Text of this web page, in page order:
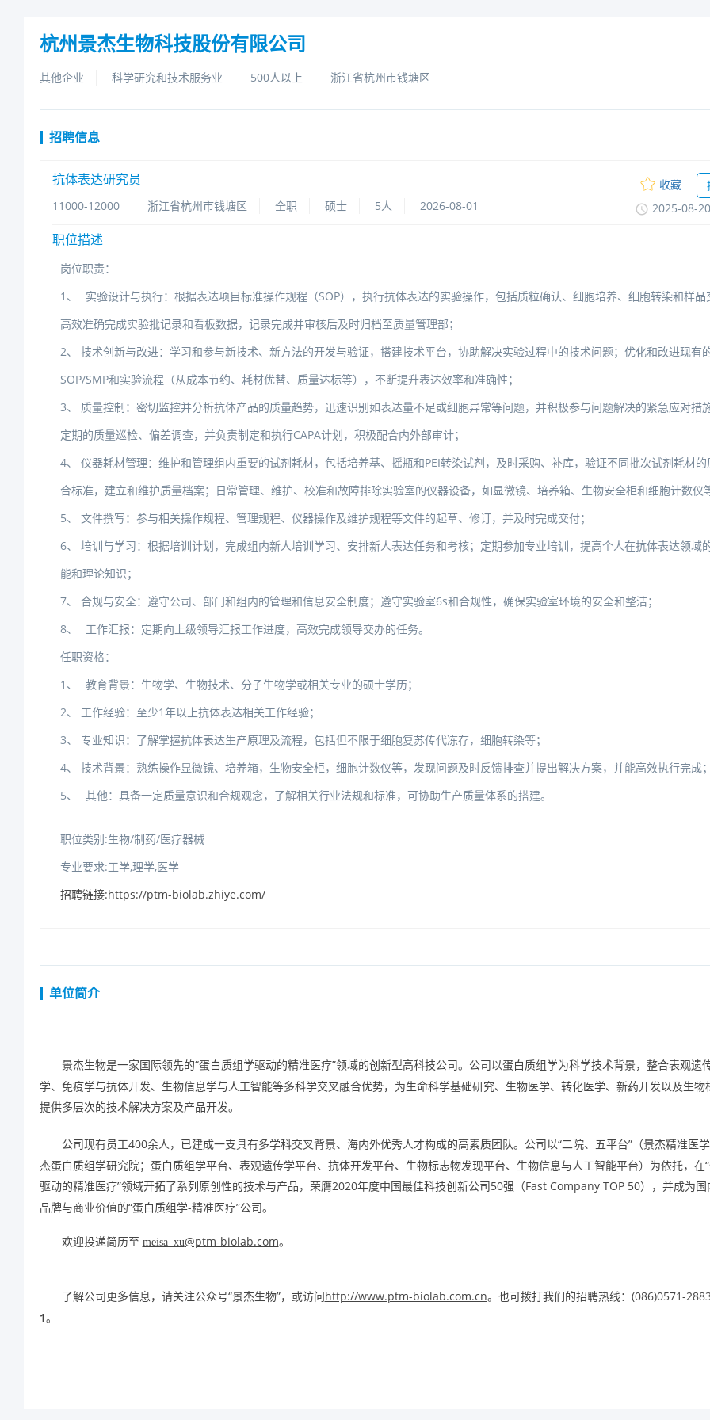
杭州景杰生物科技股份有限公司
其他企业 科学研究和技术服务业 500人以上 浙江省杭州市钱塘区
招聘信息
抗体表达研究员
11000-12000 浙江省杭州市钱塘区 全职 硕士 5人 2026-08-01
收藏
2025-08-
职位描述
岗位职责：
1、
实验设计与执行：根据表达项目标准操作规程（SOP），执行抗体表达的实验操作，包括质粒确认、细胞培养、细胞转染和样品
高效准确完成实验批记录和看板数据，记录完成并审核后及时归档至质量管理部；
2、技术创新与改进：学习和参与新技术、新方法的开发与验证，搭建技术平台，协助解决实验过程中的技术问题；优化和改进现有
SOP/SMP和实验流程（从成本节约、耗材优替、质量达标等），不断提升表达效率和准确性；
3、质量控制：密切监控并分析抗体产品的质量趋势，迅速识别如表达量不足或细胞异常等问题，并积极参与问题解决的紧急应对措
定期的质量巡检、偏差调查，并负责制定和执行CAPA计划，积极配合内外部审计；
4、仪器耗材管理：维护和管理组内重要的试剂耗材，包括培养基、摇瓶和PEI转染试剂，及时采购、补库，验证不同批次试剂耗材的
合标准，建立和维护质量档案；日常管理、维护、校准和故障排除实验室的仪器设备，如显微镜、培养箱、生物安全柜和细胞计数仪
5、文件撰写：参与相关操作规程、管理规程、仪器操作及维护规程等文件的起草、修订，并及时完成交付；
6、培训与学习：根据培训计划，完成组内新人培训学习、安排新人表达任务和考核；定期参加专业培训，提高个人在抗体表达领域
能和理论知识；
7、合规与安全：遵守公司、部门和组内的管理和信息安全制度；遵守实验室6s和合规性，确保实验室环境的安全和整洁；
8、
工作汇报：定期向上级领导汇报工作进度，高效完成领导交办的任务。
任职资格：
1、
教育背景：生物学、生物技术、分子生物学或相关专业的硕士学历；
2、工作经验：至少1年以上抗体表达相关工作经验；
3、专业知识：了解掌握抗体表达生产原理及流程，包括但不限于细胞复苏传代冻存，细胞转染等；
4、技术背景：熟练操作显微镜、培养箱，生物安全柜，细胞计数仪等，发现问题及时反馈排查并提出解决方案，并能高效执行完成；
5、
其他：具备一定质量意识和合规观念，了解相关行业法规和标准，可协助生产质量体系的搭建。
职位类别:生物/制药/医疗器械
专业要求:工学,理学,医学
招聘链接:https://ptm-biolab.zhiye.com/
单位简介
景杰生物是一家国际领先的“蛋白质组学驱动的精准医疗”领域的创新型高科技公司。公司以蛋白质组学为科学技术背景，整合表观遗
学、免疫学与抗体开发、生物信息学与人工智能等多科学交叉融合优势，为生命科学基础研究、生物医学、转化医学、新药开发以及生物
提供多层次的技术解决方案及产品开发。
公司现有员工400余人，已建成一支具有多学科交叉背景、海内外优秀人才构成的高素质团队。公司以“二院、五平台”（景杰精准医
杰蛋白质组学研究院；蛋白质组学平台、表观遗传学平台、抗体开发平台、生物标志物发现平台、生物信息与人工智能平台）为依托，在
驱动的精准医疗”领域开拓了系列原创性的技术与产品，荣膺2020年度中国最佳科技创新公司50强（FastCompanyTOP50），并成为国
品牌与商业价值的“蛋白质组学-精准医疗”公司。
欢迎投递简历至 meisa_xu@ptm-biolab.com。
了解公司更多信息，请关注公众号“景杰生物”，或访问http://www.ptm-biolab.com.cn。也可拨打我们的招聘热线： (086)0571-
1。